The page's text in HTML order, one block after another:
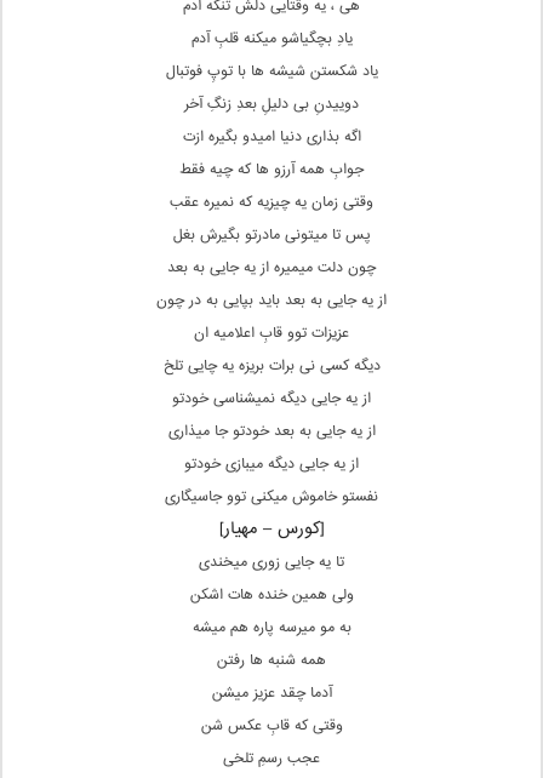
هی ، یه وقتایی دلش تنگه آدم
یادِ بچگیاشو میکنه قلبِ آدم
یاد شکستن شیشه ها با توپِ فوتبال
دوییدنِ بی دلیلِ بعدِ زنگِ آخر
اگه بذاری دنیا امیدو بگیره ازت
جوابِ همه آرزو ها که چیه فقط
وقتی زمان یه چیزیه که نمیره عقب
پس تا میتونی مادرتو بگیرش بغل
چون دلت میمیره از یه جایی به بعد
از یه جایی به بعد باید بپایی به در چون
عزیزات توو قابِ اعلامیه ان
دیگه کسی نی برات بریزه یه چایی تلخ
از یه جایی دیگه نمیشناسی خودتو
از یه جایی به بعد خودتو جا میذاری
از یه جایی دیگه میبازی خودتو
نفستو خاموش میکنی توو جاسیگاری
[کورس – مهیار]
تا یه جایی زوری میخندی
ولی همین خنده هات اشکن
به مو میرسه پاره هم میشه
همه شنبه ها رفتن
آدما چقد عزیز میشن
وقتی که قابِ عکس شن
عجب رسمِ تلخی